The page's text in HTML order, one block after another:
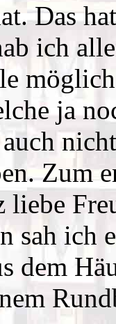
Das
ich
ja
Zum
liebe
sah ich
dem